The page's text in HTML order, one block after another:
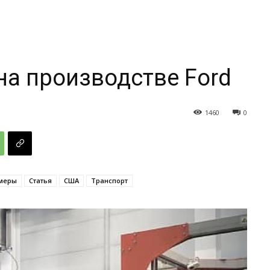
производстве Ford
0
1460
Статья США Транспорт